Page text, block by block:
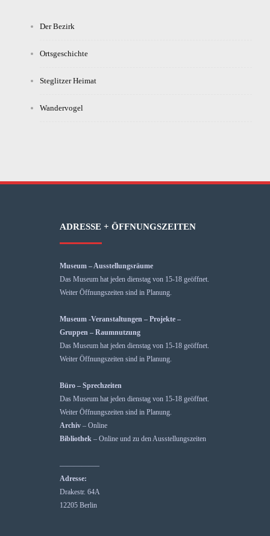
Der Bezirk
Ortsgeschichte
Steglitzer Heimat
Wandervogel
ADRESSE + ÖFFNUNGSZEITEN
Museum – Ausstellungsräume
Das Museum hat jeden dienstag von 15-18 geöffnet.
Weiter Öffnungszeiten sind in Planung.
Museum -Veranstaltungen – Projekte –
Gruppen – Raumnutzung
Das Museum hat jeden dienstag von 15-18 geöffnet.
Weiter Öffnungszeiten sind in Planung.
Büro – Sprechzeiten
Das Museum hat jeden dienstag von 15-18 geöffnet.
Weiter Öffnungszeiten sind in Planung.
Archiv – Online
Bibliothek – Online und zu den Ausstellungszeiten
—————–
Adresse:
Drakestr. 64A
12205 Berlin